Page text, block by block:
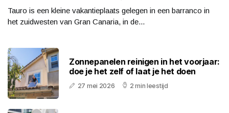
Tauro is een kleine vakantieplaats gelegen in een barranco in
het zuidwesten van Gran Canaria, in de...
Zonnepanelen reinigen in het voorjaar:
doe je het zelf of laat je het doen
27 mei 2026 2 min leestijd